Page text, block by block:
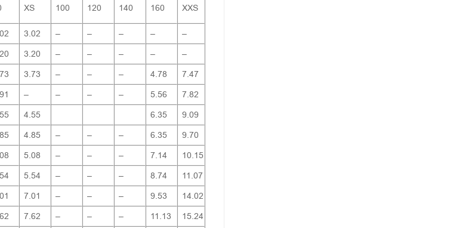
XS 100 120 140 160 XXS
3.02 – – – – –
3.20 – – – – –
3.73 – – – 4.78 7.47
– – – – 5.56 7.82
4.55 6.35 9.09
4.85 – – – 6.35 9.70
5.08 – – – 7.14 10.15
5.54 – – – 8.74 11.07
7.01 – – – 9.53 14.02
7.62 – – – 11.13 15.24